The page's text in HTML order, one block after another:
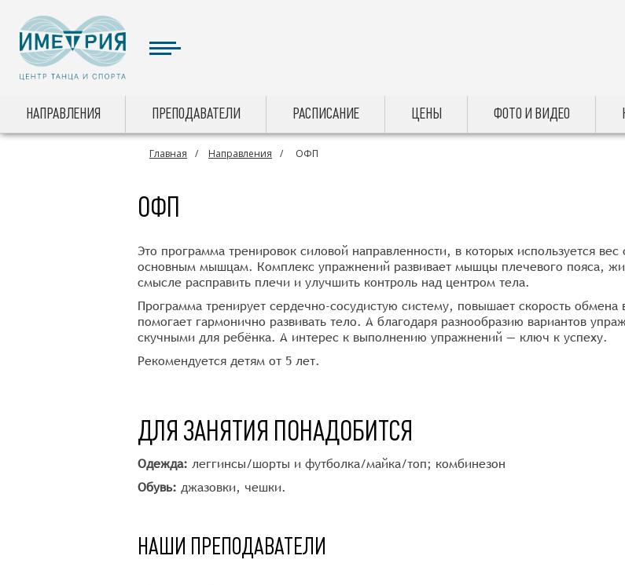
НАПРАВЛЕНИЯ ПРЕПОДАВАТЕЛИ РАСПИСАНИЕ ЦЕНЫ ФОТО И ВИДЕО
Главная Направления ОФП
ОФП
Это программа тренировок силовой направленности, в которых используется
основным мышцам. Комплекс упражнений развивает мышцы плечевого пояса,
смысле расправить плечи и улучшить контроль над центром тела.
Программа тренирует сердечно-сосудистую систему, повышает скорость
помогает гармонично развивать тело. А благодаря разнообразию вариантов
скучными для ребёнка. А интерес к выполнению упражнений — ключ к успеху.
Рекомендуется детям от 5 лет.
ДЛЯ ЗАНЯТИЯ ПОНАДОБИТСЯ
Одежда: леггинсы/шорты и футболка/майка/топ; комбинезон
Обувь: джазовки, чешки.
НАШИ ПРЕПОДАВАТЕЛИ